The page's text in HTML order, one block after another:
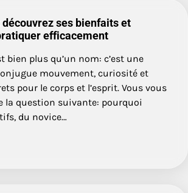
ses bienfaits et
efficacement
bien plus qu’un nom: c’est une
mouvement, curiosité et
pour le corps et l’esprit. Vous vous
la question suivante: pourquoi
du novice…